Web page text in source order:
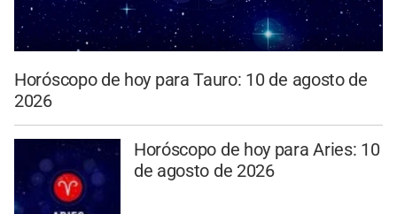
Horóscopo de hoy para Tauro: 10 de agosto de
2026
Horóscopo de hoy para Aries: 10
de agosto de 2026